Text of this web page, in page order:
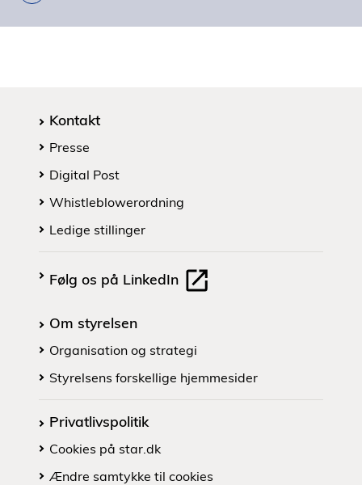
Kontakt
Presse
Digital Post
Whistleblowerordning
Ledige stillinger
Følg os på LinkedIn
Om styrelsen
Organisation og strategi
Styrelsens forskellige hjemmesider
Privatlivspolitik
Cookies på star.dk
Ændre samtykke til cookies